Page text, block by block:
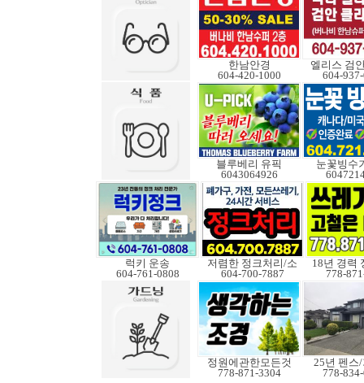
한남안경
604-420-1000
엘리스 검
604-
블루베리 유픽
6043064926
눈꽃빙수
럭키 운송
604-761-0808
저렴한 정크처리/소
604-700-7887
18년 경력
778-
정원에관한모든것
778-871-3304
25년 펜스
778-